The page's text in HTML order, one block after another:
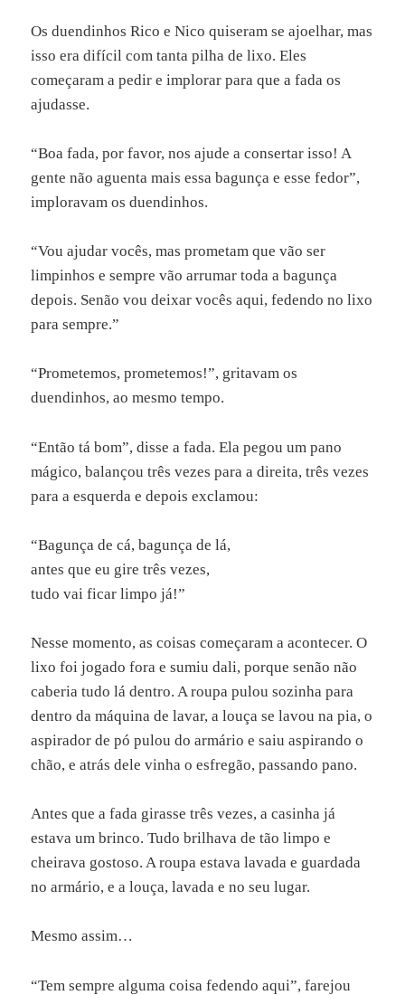
Os duendinhos Rico e Nico quiseram se ajoelhar, mas
isso era difícil com tanta pilha de lixo. Eles
começaram a pedir e implorar para que a fada os
ajudasse.
“Boa fada, por favor, nos ajude a consertar isso! A
gente não aguenta mais essa bagunça e esse fedor”,
imploravam os duendinhos.
“Vou ajudar vocês, mas prometam que vão ser
limpinhos e sempre vão arrumar toda a bagunça
depois. Senão vou deixar vocês aqui, fedendo no lixo
para sempre.”
“Prometemos, prometemos!”, gritavam os
duendinhos, ao mesmo tempo.
“Então tá bom”, disse a fada. Ela pegou um pano
mágico, balançou três vezes para a direita, três vezes
para a esquerda e depois exclamou:
“Bagunça de cá, bagunça de lá,
antes que eu gire três vezes,
tudo vai ficar limpo já!”
Nesse momento, as coisas começaram a acontecer. O
lixo foi jogado fora e sumiu dali, porque senão não
caberia tudo lá dentro. A roupa pulou sozinha para
dentro da máquina de lavar, a louça se lavou na pia, o
aspirador de pó pulou do armário e saiu aspirando o
chão, e atrás dele vinha o esfregão, passando pano.
Antes que a fada girasse três vezes, a casinha já
estava um brinco. Tudo brilhava de tão limpo e
cheirava gostoso. A roupa estava lavada e guardada
no armário, e a louça, lavada e no seu lugar.
Mesmo assim…
“Tem sempre alguma coisa fedendo aqui”, farejou